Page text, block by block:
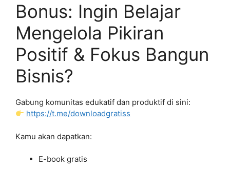
Bonus: Ingin Belajar
Mengelola Pikiran
Positif & Fokus Bangun
Bisnis?
Gabung komunitas edukatif dan produktif di sini:
https://t.me/downloadgratiss
Kamu akan dapatkan:
E-book gratis